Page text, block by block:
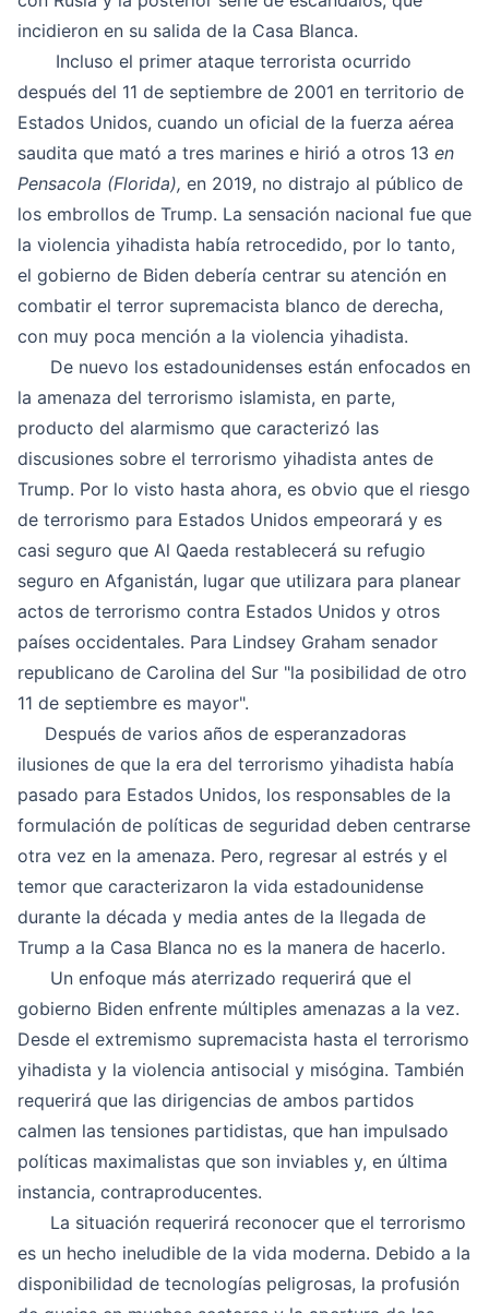
incidieron en su salida de la Casa Blanca.
Incluso el primer ataque terrorista ocurrido
después del 11 de septiembre de 2001 en territorio de
Estados Unidos, cuando un oficial de la fuerza aérea
saudita que mató a tres marines e hirió a otros 13 en
Pensacola (Florida), en 2019, no distrajo al público de
los embrollos de Trump. La sensación nacional fue que
la violencia yihadista había retrocedido, por lo tanto,
el gobierno de Biden debería centrar su atención en
combatir el terror supremacista blanco de derecha,
con muy poca mención a la violencia yihadista.
De nuevo los estadounidenses están enfocados en
la amenaza del terrorismo islamista, en parte,
producto del alarmismo que caracterizó las
discusiones sobre el terrorismo yihadista antes de
Trump. Por lo visto hasta ahora, es obvio que el riesgo
de terrorismo para Estados Unidos empeorará y es
casi seguro que Al Qaeda restablecerá su refugio
seguro en Afganistán, lugar que utilizara para planear
actos de terrorismo contra Estados Unidos y otros
países occidentales. Para Lindsey Graham senador
republicano de Carolina del Sur "la posibilidad de otro
11 de septiembre es mayor".
Después de varios años de esperanzadoras
ilusiones de que la era del terrorismo yihadista había
pasado para Estados Unidos, los responsables de la
formulación de políticas de seguridad deben centrarse
otra vez en la amenaza. Pero, regresar al estrés y el
temor que caracterizaron la vida estadounidense
durante la década y media antes de la llegada de
Trump a la Casa Blanca no es la manera de hacerlo.
Un enfoque más aterrizado requerirá que el
gobierno Biden enfrente múltiples amenazas a la vez.
Desde el extremismo supremacista hasta el terrorismo
yihadista y la violencia antisocial y misógina. También
requerirá que las dirigencias de ambos partidos
calmen las tensiones partidistas, que han impulsado
políticas maximalistas que son inviables y, en última
instancia, contraproducentes.
La situación requerirá reconocer que el terrorismo
es un hecho ineludible de la vida moderna. Debido a la
disponibilidad de tecnologías peligrosas, la profusión